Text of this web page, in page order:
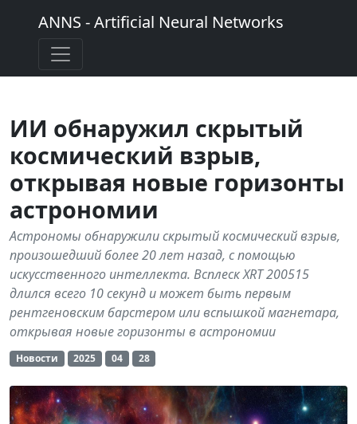
ANNS - Artificial Neural Networks
ИИ обнаружил скрытый
космический взрыв,
открывая новые горизонты
астрономии
Астрономы обнаружили скрытый космический взрыв,
произошедший более 20 лет назад, с помощью
искусственного интеллекта. Всплеск XRT 200515
длился всего 10 секунд и может быть первым
рентгеновским барстером или вспышкой магнетара,
открывая новые горизонты в астрономии
Новости 2025 04 28